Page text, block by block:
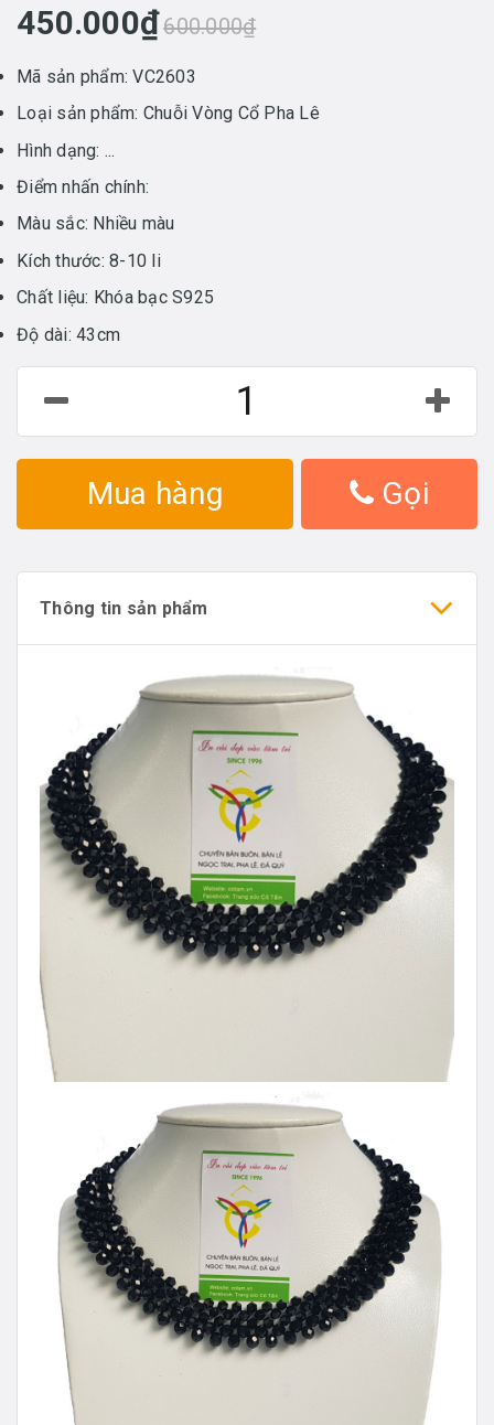
450.000₫600.000₫
Mã sản phẩm: VC2603
Loại sản phẩm: Chuỗi Vòng Cổ Pha Lê
Hình dạng: ...
Điểm nhấn chính:
Màu sắc: Nhiều màu
Kích thước: 8-10 li
Chất liệu: Khóa bạc S925
Độ dài: 43cm
Mua hàng Gọi
Thông tin sản phẩm